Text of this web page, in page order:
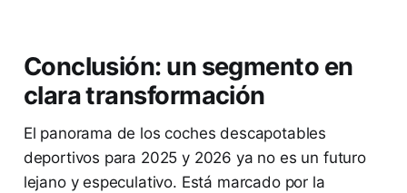
Conclusión: un segmento en
clara transformación
El panorama de los coches descapotables
deportivos para 2025 y 2026 ya no es un futuro
lejano y especulativo. Está marcado por la